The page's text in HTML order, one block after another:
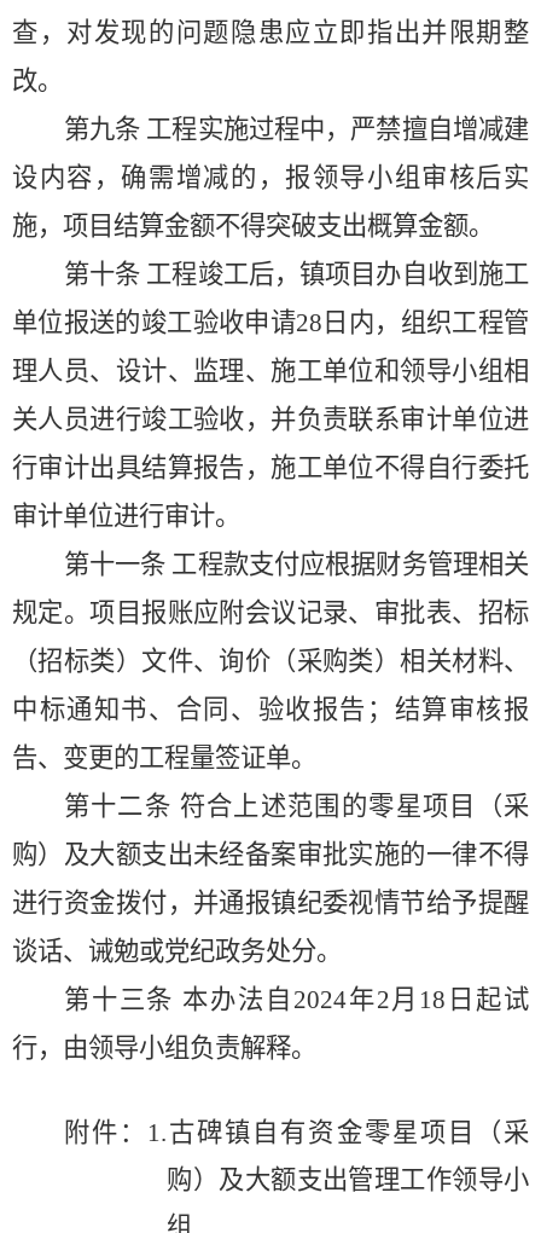
查，对发现的问题隐患应立即指出并限期整
改。
第九条 工程实施过程中，严禁擅自增减建
设内容，确需增减的，报领导小组审核后实
施，项目结算金额不得突破支出概算金额。
第十条 工程竣工后，镇项目办自收到施工
单位报送的竣工验收申请28 日内，组织工程管
理人员、设计、监理、施工单位和领导小组相
关人员进行竣工验收，并负责联系审计单位进
行审计出具结算报告，施工单位不得自行委托
审计单位进行审计。
第十一条 工程款支付应根据财务管理相关
规定。项目报账应附会议记录、审批表、招标
（招标类）文件、询价（采购类）相关材料、
中标通知书、合同、验收报告；结算审核报
告、变更的工程量签证单。
第十二条 符合上述范围的零星项目（采
购）及大额支出未经备案审批实施的一律不得
进行资金拨付，并通报镇纪委视情节给予提醒
谈话、诫勉或党纪政务处分。
第十三条 本办法自 2024年2月 18 日起试
行，由领导小组负责解释。
附件： 1.古碑镇自有资金零星项目（采
购）及大额支出管理工作领导小
组